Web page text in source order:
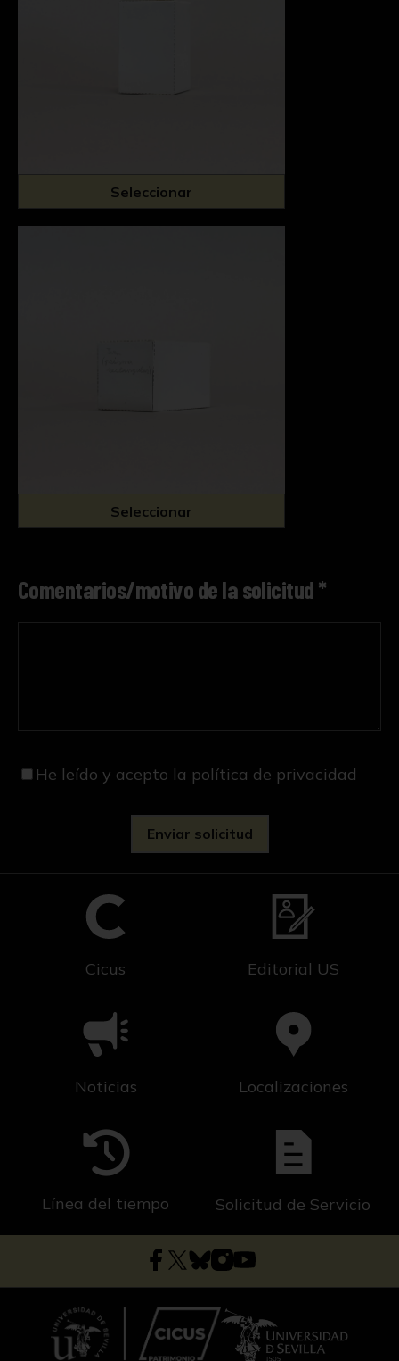
Seleccionar
Seleccionar
Comentarios/motivo de la solicitud *
He leído y acepto la política de privacidad
Cicus Editorial US
Noticias Localizaciones
Línea del tiempo Solicitud de Servicio